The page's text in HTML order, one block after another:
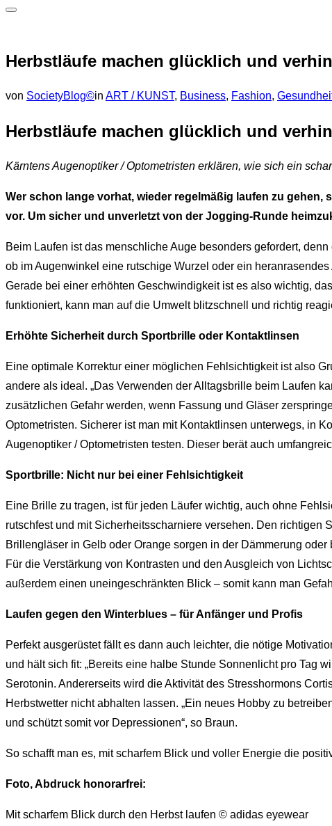
Navigation
Herbstläufe machen glücklich und
von SocietyBlog©in ART / KUNST, Business, Fashion,
Herbstläufe machen glücklich und
Kärntens Augenoptiker / Optometristen erklären, wie sich ein
Wer schon lange vorhat, wieder regelmäßig laufen zu
vor. Um sicher und unverletzt von der Jogging-Runde
Beim Laufen ist das menschliche Auge besonders gefordert,
ob im Augenwinkel eine rutschige Wurzel oder ein
Gerade bei einer erhöhten Geschwindigkeit ist es also wichtig,
funktioniert, kann man auf die Umwelt blitzschnell und richtig
Erhöhte Sicherheit durch Sportbrille oder Kontaktlinsen
Eine optimale Korrektur einer möglichen Fehlsichtigkeit ist also
andere als ideal. „Das Verwenden der Alltagsbrille beim Laufen
zusätzlichen Gefahr werden, wenn Fassung und Gläser
Optometristen. Sicherer ist man mit Kontaktlinsen unterwegs, in
Augenoptiker / Optometristen testen. Dieser berät auch
Sportbrille: Nicht nur bei einer Fehlsichtigkeit
Eine Brille zu tragen, ist für jeden Läufer wichtig, auch ohne
rutschfest und mit Sicherheitsscharniere versehen. Den
Brillengläser in Gelb oder Orange sorgen in der Dämmerung
Für die Verstärkung von Kontrasten und den Ausgleich von
außerdem einen uneingeschränkten Blick – somit kann man
Laufen gegen den Winterblues – für Anfänger und Profis
Perfekt ausgerüstet fällt es dann auch leichter, die nötige
und hält sich fit: „Bereits eine halbe Stunde Sonnenlicht pro Tag
Serotonin. Andererseits wird die Aktivität des Stresshormons
Herbstwetter nicht abhalten lassen. „Ein neues Hobby zu
und schützt somit vor Depressionen“, so Braun.
So schafft man es, mit scharfem Blick und voller Energie die
Foto, Abdruck honorarfrei:
Mit scharfem Blick durch den Herbst laufen © adidas eyewear